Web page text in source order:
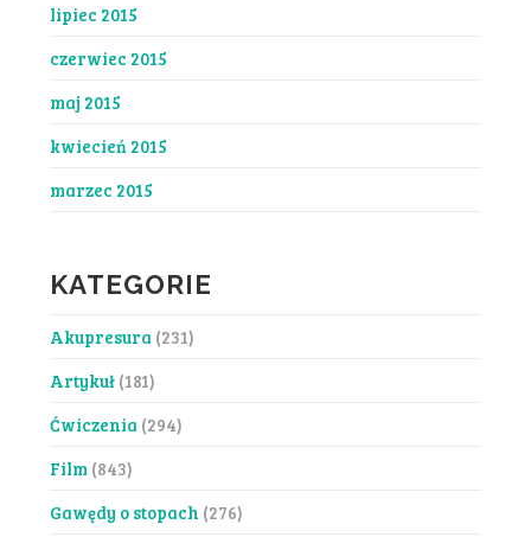
lipiec 2015
czerwiec 2015
maj 2015
kwiecień 2015
marzec 2015
KATEGORIE
Akupresura (231)
Artykuł(181)
Ćwiczenia (294)
Film (843)
Gawędy o stopach (276)